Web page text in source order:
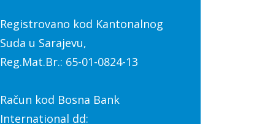
Registrovano kod Kantonalnog
Suda u Sarajevu,
Reg.Mat.Br.: 65-01-0824-13
Račun kod Bosna Bank
International dd: